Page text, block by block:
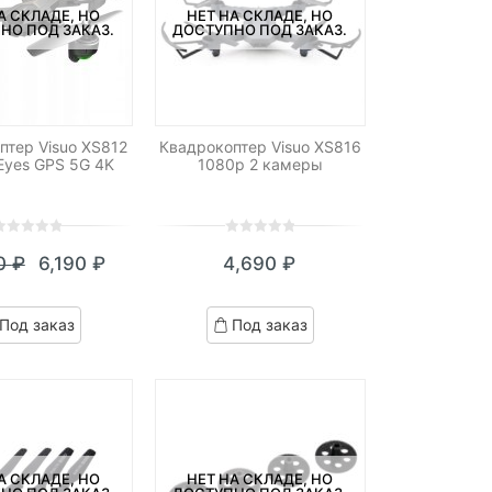
СКЛАДЕ, НО
ПОД ЗАКАЗ.
Visuo XS812
GPS 5G 4K
₽
Первоначальная
цена
составляла
6,190 ₽
Текущая
цена:
6,190 ₽.
Под заказ
НЕТ НА СКЛАДЕ, НО
ДОСТУПНО ПОД ЗАКАЗ.
Квадрокоптер Visuo XS816
1080p 2 камеры
out
based
on
4,690 ₽
Под заказ
СКЛАДЕ, НО
НЕТ НА СКЛАДЕ, НО